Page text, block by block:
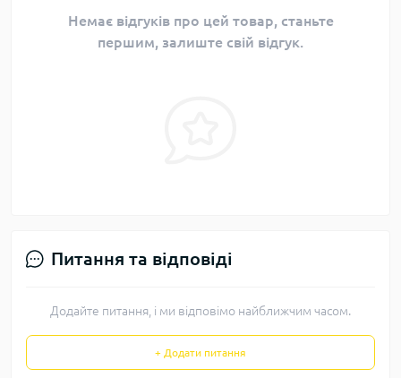
Немає відгуків про цей товар, станьте
першим, залиште свій відгук.
Питання та відповіді
Додайте питання, і ми відповімо найближчим часом.
+ Додати питання